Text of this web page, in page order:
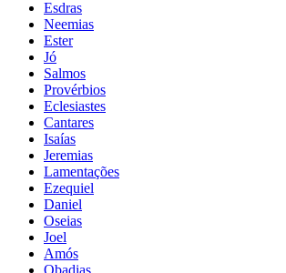
Esdras
Neemias
Ester
Jó
Salmos
Provérbios
Eclesiastes
Cantares
Isaías
Jeremias
Lamentações
Ezequiel
Daniel
Oseias
Joel
Amós